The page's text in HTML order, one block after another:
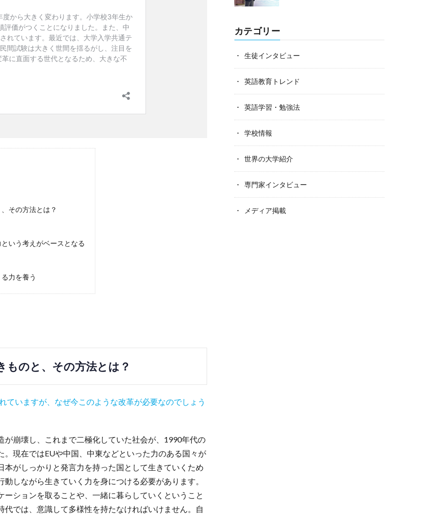
その方法とは？
いう考えがベースとなる
力を養う
ものと、その方法とは？
ていますが、なぜ今このような改革が必要なのでしょう
崩壊し、これまで二極化していた社会が、1990年代の
現在ではEUや中国、中東などといった力のある国々が
がしっかりと発言力を持った国として生きていくため
しながら生きていく力を身につける必要があります。
ションを取ることや、一緒に暮らしていくということ
では、意識して多様性を持たなければいけません。自
カテゴリー
生徒インタビュー
英語教育トレンド
英語学習・勉強法
学校情報
世界の大学紹介
専門家インタビュー
メディア掲載